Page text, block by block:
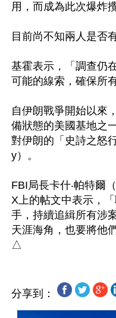
用，而成為此次爆炸
目前尚不知兩人是否
基霍表示，「調查仍
可能的線索，確保所
自伊朗戰爭開始以來
備狀態的美國基地之
對伊朗的「史詩之怒
y）。
FBI局長卡什‧帕特爾
X上的帖文中表示，
手，持續追緝所有涉
天涯海角，也要將他
分享到：